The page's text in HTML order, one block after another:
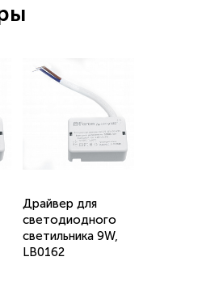
Драйвер для
светодиодного
светильника 9W,
LB0162